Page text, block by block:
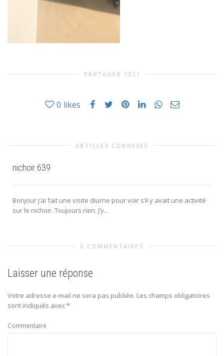
PARTAGER CECI
0 likes
ARTICLES CONNEXES
nichoir 639
Bonjour j’ai fait une visite diurne pour voir s’il y avait une activité
sur le nichoir. Toujours rien. J’y...
0 COMMENTAIRES
Laisser une réponse
Votre adresse e-mail ne sera pas publiée. Les champs obligatoires
sont indiqués avec*
Commentaire